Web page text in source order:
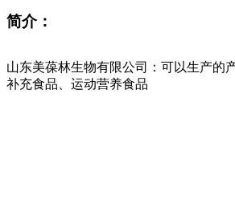
简介：
山东美葆林生物有限公司：可以生产的
补充食品、运动营养食品